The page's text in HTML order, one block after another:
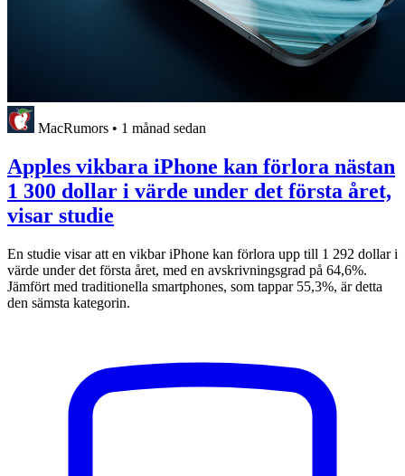
MacRumors • 1 månad sedan
Apples vikbara iPhone kan förlora nästan
1 300 dollar i värde under det första året,
visar studie
En studie visar att en vikbar iPhone kan förlora upp till 1 292 dollar i
värde under det första året, med en avskrivningsgrad på 64,6%.
Jämfört med traditionella smartphones, som tappar 55,3%, är detta
den sämsta kategorin.